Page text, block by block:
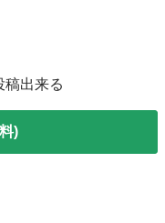
稿出来る
)